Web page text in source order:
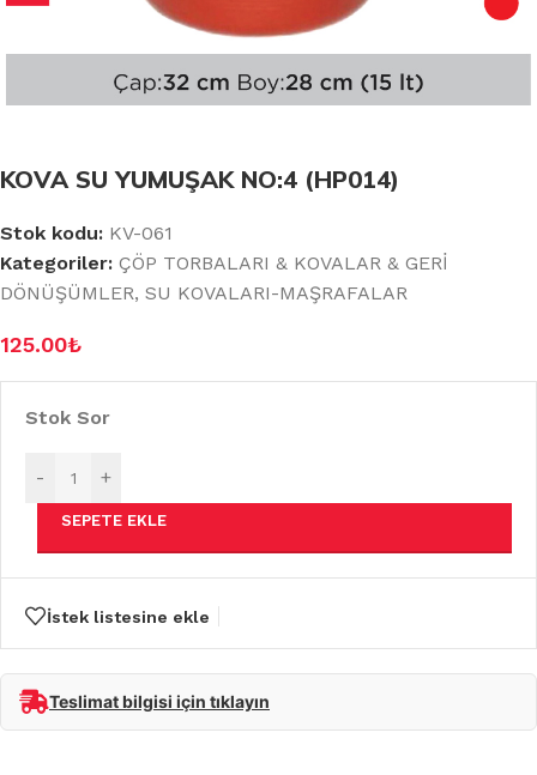
KOVA SU YUMUŞAK NO:4 (HP014)
Stok kodu: KV-061
Kategoriler: ÇÖP TORBALARI & KOVALAR & GERİ
DÖNÜŞÜMLER, SU KOVALARI-MAŞRAFALAR
125.00₺
Stok Sor
- +
SEPETE EKLE
İstek listesine ekle
Teslimat bilgisi için tıklayın